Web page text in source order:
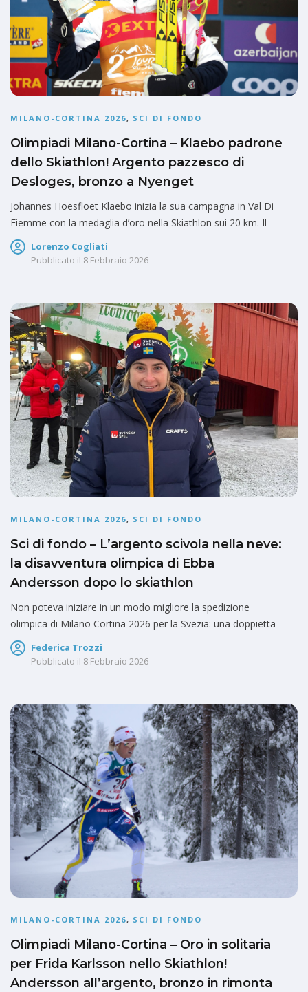
MILANO-CORTINA 2026, SCI DI FONDO
Olimpiadi Milano-Cortina – Klaebo padrone
dello Skiathlon! Argento pazzesco di
Desloges, bronzo a Nyenget
Johannes Hoesfloet Klaebo inizia la sua campagna in Val Di
Fiemme con la medaglia d’oro nella Skiathlon sui 20 km. Il
Lorenzo Cogliati
Pubblicato il 8 Febbraio 2026
MILANO-CORTINA 2026, SCI DI FONDO
Sci di fondo – L’argento scivola nella neve:
la disavventura olimpica di Ebba
Andersson dopo lo skiathlon
Non poteva iniziare in un modo migliore la spedizione
olimpica di Milano Cortina 2026 per la Svezia: una doppietta
Federica Trozzi
Pubblicato il 8 Febbraio 2026
MILANO-CORTINA 2026, SCI DI FONDO
Olimpiadi Milano-Cortina – Oro in solitaria
per Frida Karlsson nello Skiathlon!
Andersson all’argento, bronzo in rimonta